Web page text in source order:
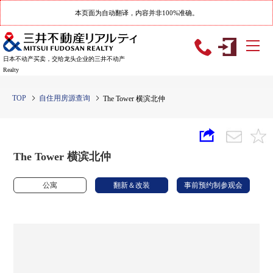
本页面为自动翻译，内容并非100%准确。
日本不动产买卖，交给龙头企业的三井不动产
Realty
TOP 自住用房源查询 The Tower 横滨北仲
The Tower 横滨北仲
公寓 翻新＆改装 事前预约制参观会